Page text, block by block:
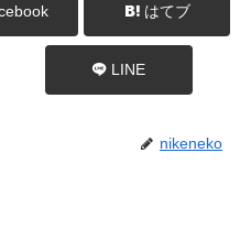
はてブ
LINE
nikeneko